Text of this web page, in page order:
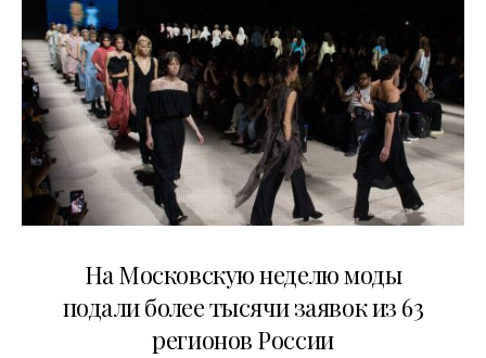
На Московскую неделю моды
подали более тысячи заявок из 63
регионов России